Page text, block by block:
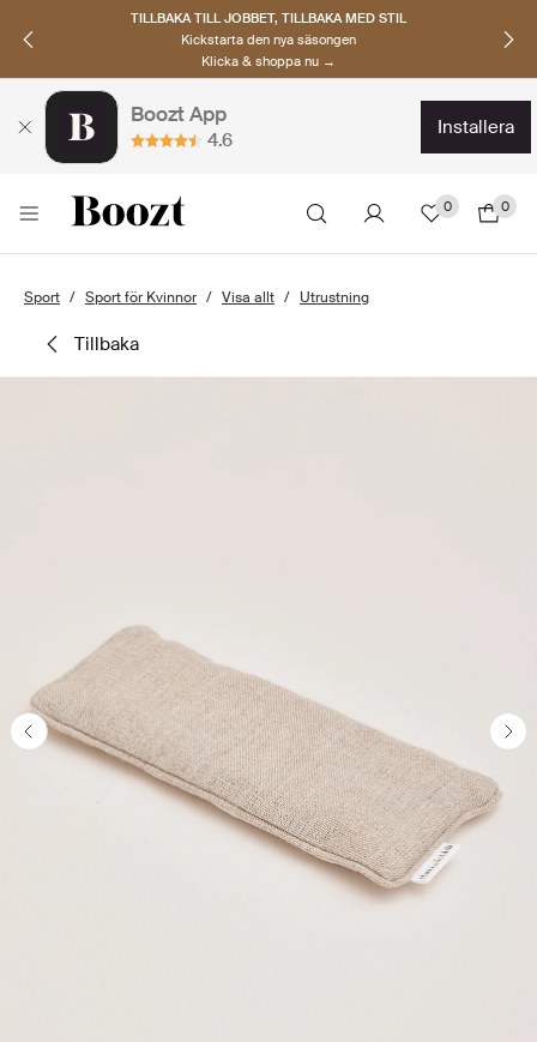
TILLBAKA TILL JOBBET, TILLBAKA MED STIL
Kickstarta den nya säsongen
Klicka & shoppa nu →
Boozt App
4.6
installera
0 0
Sport Sport för Kvinnor Visa allt Utrustning
tillbaka